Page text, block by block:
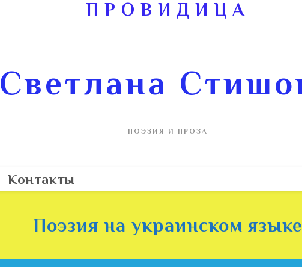
ПРОВИДИЦА
Светлана
ПОЭЗИЯ И ПРОЗА
Контакты
Поэзия на украинском языке